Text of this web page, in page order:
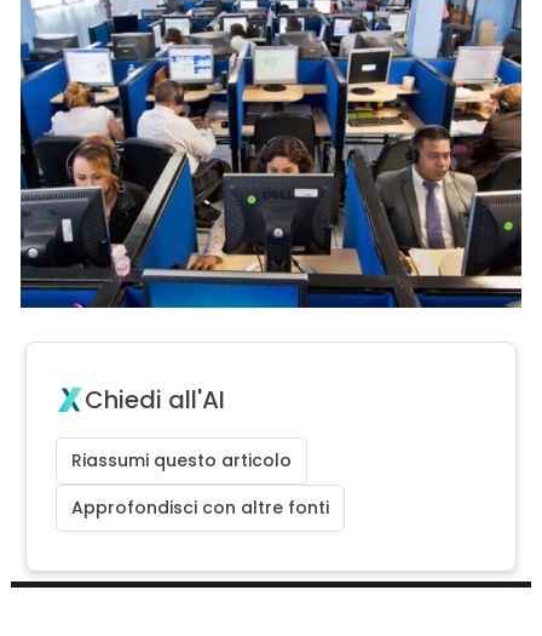
Chiedi all'AI
Riassumi questo articolo
Approfondisci con altre fonti